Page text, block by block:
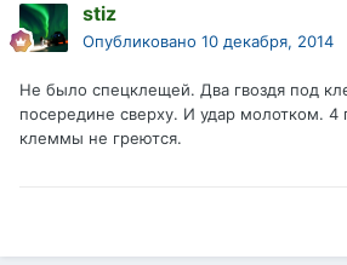
stiz
Опубликовано 10 декабря, 2014
Не было спецклещей. Два гвоздя под
посередине сверху. И удар молотком. 4
клеммы не греются.